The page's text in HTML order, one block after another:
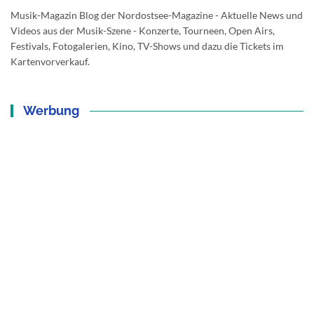
Musik-Magazin Blog der Nordostsee-Magazine - Aktuelle News und
Videos aus der Musik-Szene - Konzerte, Tourneen, Open Airs,
Festivals, Fotogalerien, Kino, TV-Shows und dazu die Tickets im
Kartenvorverkauf.
Werbung